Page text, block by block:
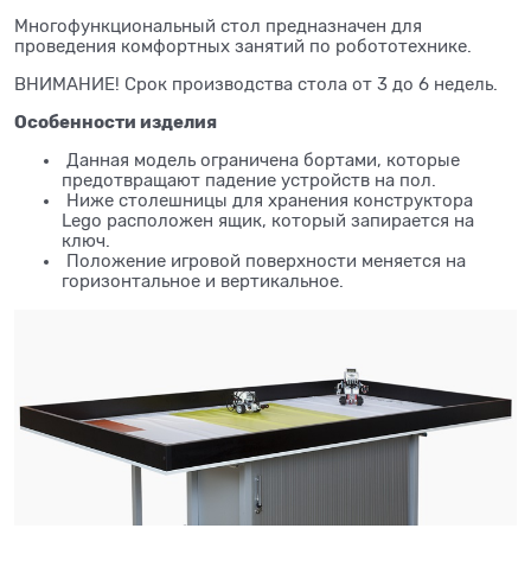
Многофункциональный стол предназначен для
проведения комфортных занятий по робототехнике.
ВНИМАНИЕ! Срок производства стола от 3 до 6 недель.
Особенности изделия
Данная модель ограничена бортами, которые
предотвращают падение устройств на пол.
Ниже столешницы для хранения конструктора
Lego расположен ящик, который запирается на
ключ.
Положение игровой поверхности меняется на
горизонтальное и вертикальное.